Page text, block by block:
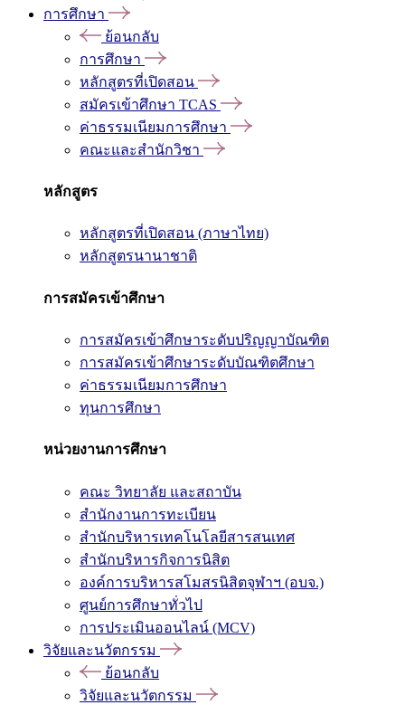
การศึกษา
ย้อนกลับ
การศึกษา
หลักสูตรที่เปิดสอน
สมัครเข้าศึกษา TCAS
ค่าธรรมเนียมการศึกษา
คณะและสำนักวิชา
หลักสูตร
หลักสูตรที่เปิดสอน (ภาษาไทย)
หลักสูตรนานาชาติ
การสมัครเข้าศึกษา
การสมัครเข้าศึกษาระดับปริญญาบัณฑิต
การสมัครเข้าศึกษาระดับบัณฑิตศึกษา
ค่าธรรมเนียมการศึกษา
ทุนการศึกษา
หน่วยงานการศึกษา
คณะ วิทยาลัย และสถาบัน
สำนักงานการทะเบียน
สำนักบริหารเทคโนโลยีสารสนเทศ
สำนักบริหารกิจการนิสิต
องค์การบริหารสโมสรนิสิตจุฬาฯ (อบจ.)
ศูนย์การศึกษาทั่วไป
การประเมินออนไลน์ (MCV)
วิจัยและนวัตกรรม
ย้อนกลับ
วิจัยและนวัตกรรม